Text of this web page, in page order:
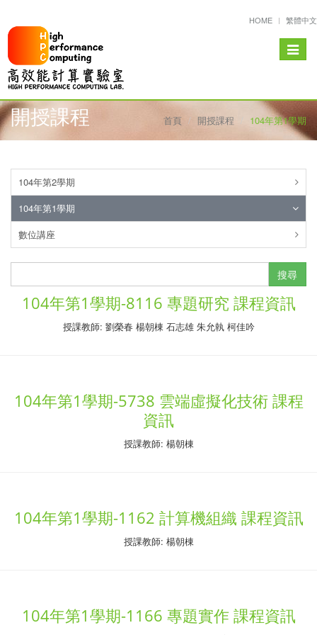
HOME 繁體中文
Toggle
開授課程 首頁 開授課程 104年第1學期
104年第2學期
104年第1學期
數位講座
搜尋
104年第1學期-8116 專題研究 課程資訊
授課教師: 劉榮春 楊朝棟 石志雄 朱允執 柯佳吟
104年第1學期-5738 雲端虛擬化技術 課程
資訊
授課教師: 楊朝棟
104年第1學期-1162 計算機組織 課程資訊
授課教師: 楊朝棟
104年第1學期-1166 專題實作 課程資訊